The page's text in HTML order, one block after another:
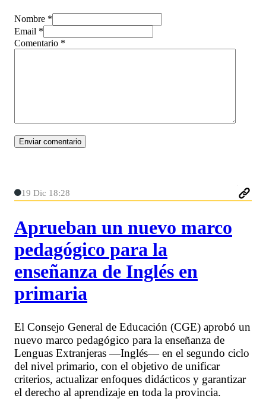
Nombre *
Email *
Comentario *
19 Dic 18:28
Aprueban un nuevo marco
pedagógico para la
enseñanza de Inglés en
primaria
El Consejo General de Educación (CGE) aprobó un
nuevo marco pedagógico para la enseñanza de
Lenguas Extranjeras —Inglés— en el segundo ciclo
del nivel primario, con el objetivo de unificar
criterios, actualizar enfoques didácticos y garantizar
el derecho al aprendizaje en toda la provincia.